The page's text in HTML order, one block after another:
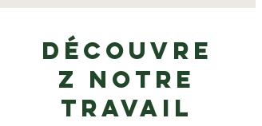
Découvre
z notre
travail